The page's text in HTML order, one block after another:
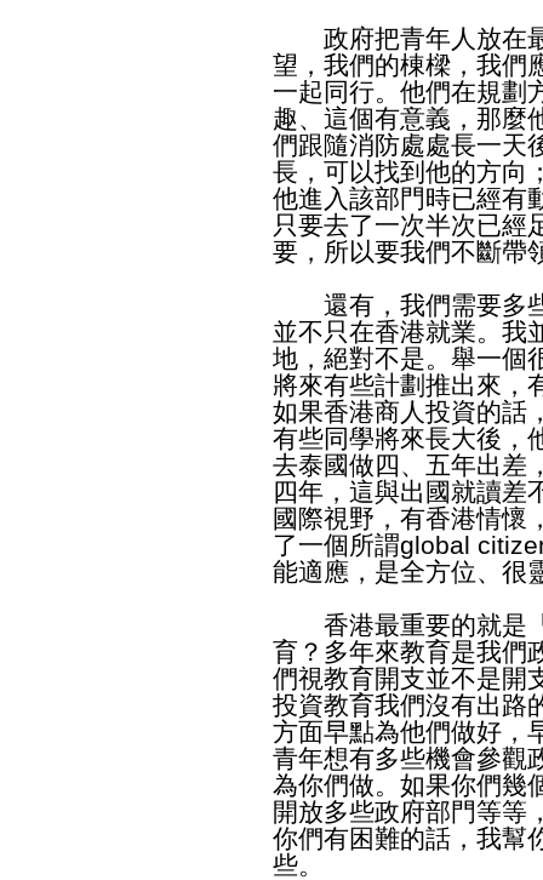
政府把青年人放在最
望，我們的棟樑，我們
一起同行。他們在規劃
趣、這個有意義，那麼
們跟隨消防處處長一天
長，可以找到他的方向
他進入該部門時已經有
只要去了一次半次已經
要，所以要我們不斷帶
還有，我們需要多些
並不只在香港就業。我
地，絕對不是。舉一個
將來有些計劃推出來，
如果香港商人投資的話
有些同學將來長大後，
去泰國做四、五年出差
四年，這與出國就讀差
國際視野，有香港情懷
了一個所謂global
能適應，是全方位、很
香港最重要的就是「
育？多年來教育是我們
們視教育開支並不是開
投資教育我們沒有出路
方面早點為他們做好，
青年想有多些機會參觀
為你們做。如果你們幾
開放多些政府部門等等
你們有困難的話，我幫
些。